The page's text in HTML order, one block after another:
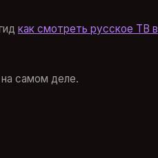
как смотреть русское ТВ в
самом деле.